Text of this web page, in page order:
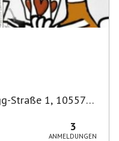
Straße 1, 10557
3
ANMELDUNGEN